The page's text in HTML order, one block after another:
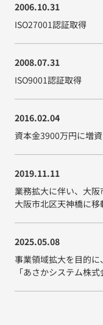
2006.10.31
ISO27001認証取得
2008.07.31
ISO9001認証取得
2016.02.04
資本金3900万円に増資
2019.11.11
業務拡大に伴い、 大阪
大阪市北区天神橋に移
2025.05.08
事業領域拡大を目的に、
「あさかシステム株